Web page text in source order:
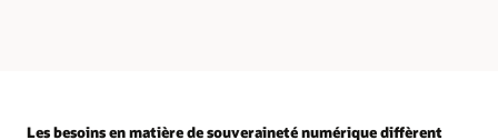
Les besoins en matière de souveraineté numérique diffèrent